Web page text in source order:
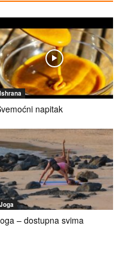
Ishrana
napitak
Joga
– dostupna svima